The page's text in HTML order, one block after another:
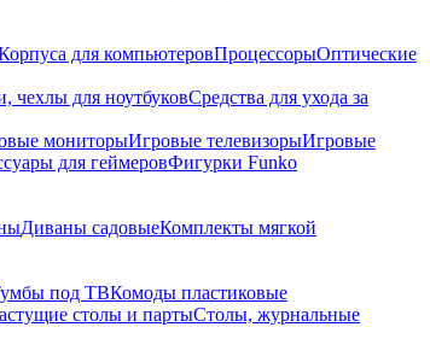
для компьютеровПроцессорыОптические
чехлы для ноутбуковСредства для ухода за
мониторыИгровые телевизорыИгровые
для геймеровФигурки Funko
Диваны садовыеКомплекты мягкой
под ТВКомоды пластиковые
столы и партыСтолы, журнальные